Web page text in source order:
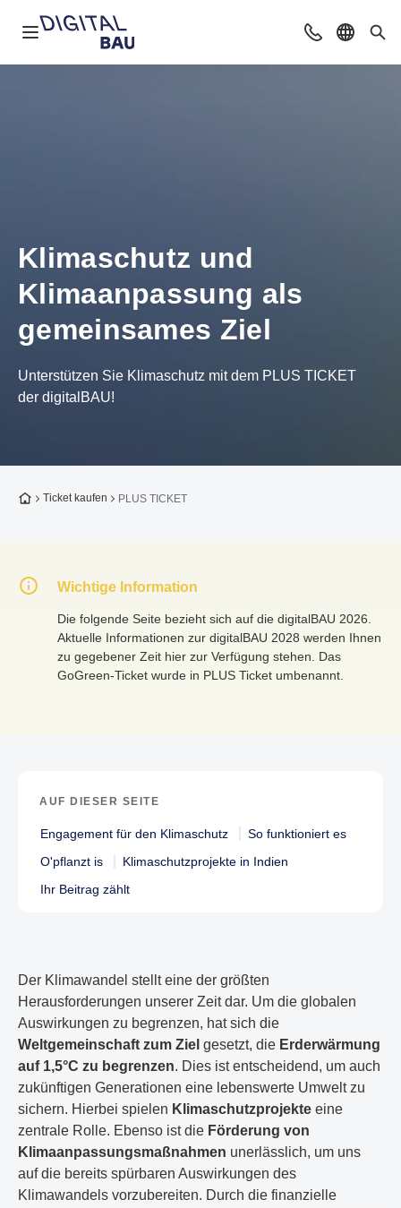
Navigation öffnen Beratung &
Sprache
Klimaschutz und
Klimaanpassung als
gemeinsames Ziel
Unterstützen Sie Klimaschutz mit dem PLUS TICKET
der digitalBAU!
Zur Startseite
Ticket kaufen PLUS TICKET
Wichtige Information
Die folgende Seite bezieht sich auf die digitalBAU 2026.
Aktuelle Informationen zur digitalBAU 2028 werden Ihnen
zu gegebener Zeit hier zur Verfügung stehen. Das
GoGreen-Ticket wurde in PLUS Ticket umbenannt.
AUF DIESER SEITE
Engagement für den Klimaschutz
So funktioniert es
O'pflanzt is
Klimaschutzprojekte in Indien
Ihr Beitrag zählt
Der Klimawandel stellt eine der größten
Herausforderungen unserer Zeit dar. Um die globalen
Auswirkungen zu begrenzen, hat sich die
Weltgemeinschaft zum Ziel gesetzt, die Erderwärmung
auf 1,5°C zu begrenzen. Dies ist entscheidend, um auch
zukünftigen Generationen eine lebenswerte Umwelt zu
sichern. Hierbei spielen Klimaschutzprojekte eine
zentrale Rolle. Ebenso ist die Förderung von
Klimaanpassungsmaßnahmen unerlässlich, um uns
auf die bereits spürbaren Auswirkungen des
Klimawandels vorzubereiten. Durch die finanzielle